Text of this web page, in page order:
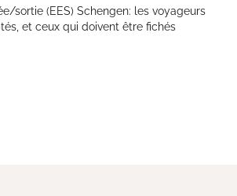
sortie (EES) Schengen: les voyageurs
et ceux qui doivent être fichés